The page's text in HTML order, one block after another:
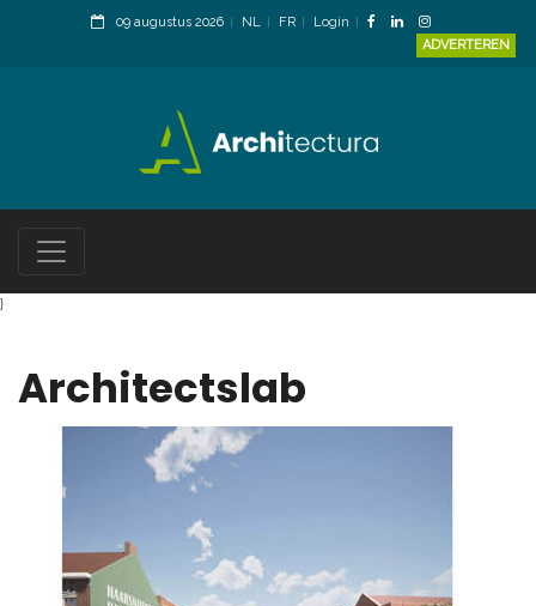
09 augustus 2026 NL FR
Login
ADVERTEREN
}
Architectslab